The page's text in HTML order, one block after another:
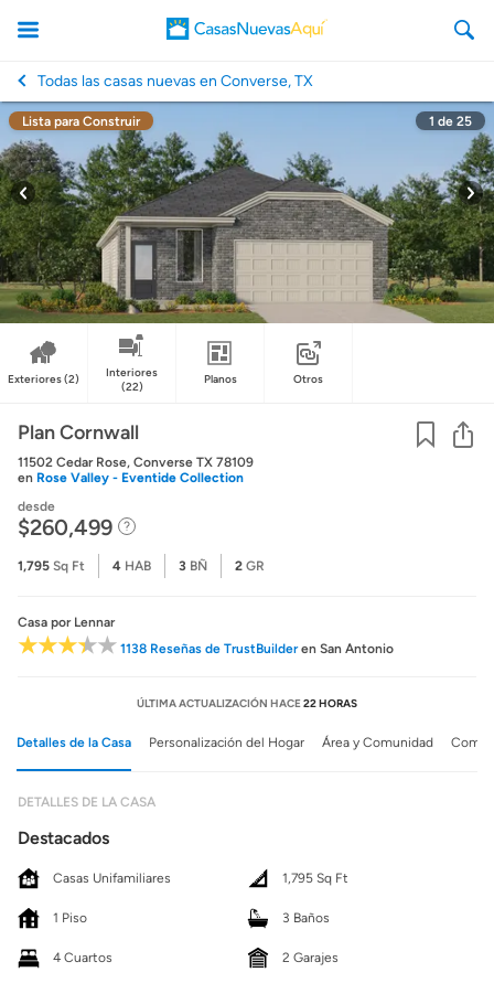
CasasNuevasAqui
Todas las casas nuevas en Converse, TX
Lista para Construir 1 de 25
Exteriores(2)
Interiores
(22)
Planos Otros
Plan Cornwall
11502 Cedar Rose, Converse TX 78109
en Rose Valley - Eventide Collection
desde
$260,499
1,795 Sq Ft 4 HAB 3 BÑ 2 GR
Casa por Lennar
1138 Reseñas de TrustBuilderen San Antonio
ÚLTIMA ACTUALIZACIÓN HACE22 HORAS
Detalles de la Casa Personalización del Hogar Área y Comunidad
DETALLES DE LA CASA
Destacados
Casas Unifamiliares 1,795 Sq Ft
1 Piso 3 Baños
4 Cuartos 2 Garajes